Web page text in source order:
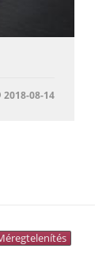
2018-08-14